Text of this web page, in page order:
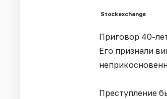
Stockexchange
Приговор 40-
Его признали
Преступление